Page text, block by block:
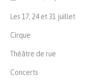
Les 17, 24 et 31 juillet
Cirque
Théâtre de rue
Concerts